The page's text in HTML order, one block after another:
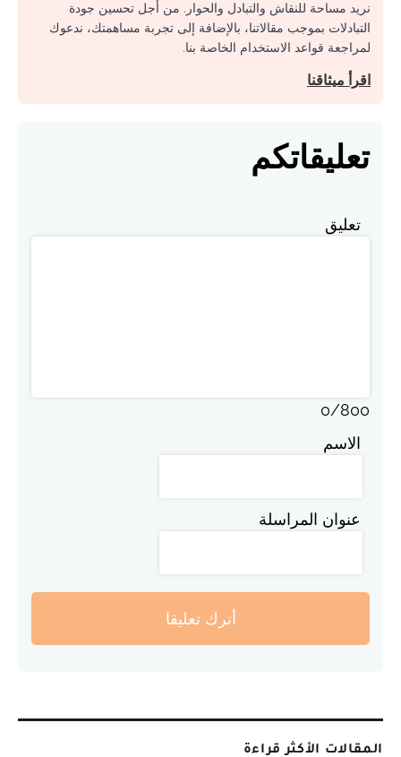
نريد مساحة للنقاش والتبادل والحوار. من أجل تحسين جودة
التبادلات بموجب مقالاتنا، بالإضافة إلى تجربة مساهمتك، ندعوك
لمراجعة قواعد الاستخدام الخاصة بنا.
اقرأ ميثاقنا
تعليقاتكم
تعليق
0/800
الاسم
عنوان المراسلة
أترك تعليقا
المقالات الأكثر قراءة